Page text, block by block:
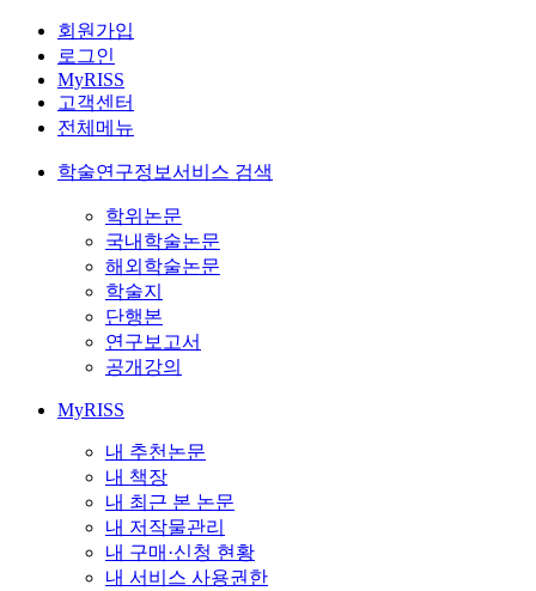
회원가입
로그인
MyRISS
고객센터
전체메뉴
학술연구정보서비스 검색
학위논문
국내학술논문
해외학술논문
학술지
단행본
연구보고서
공개강의
MyRISS
내 추천논문
내 책장
내 최근 본 논문
내 저작물관리
내 구매·신청 현황
내 서비스 사용권한